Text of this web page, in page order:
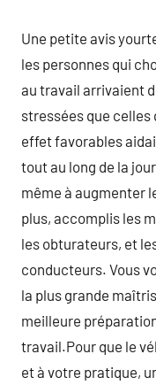
Une petite avis
les personnes qui
au travail arrivaient
stressées que
effet favorables
tout au long de la
même à augmenter
plus, accomplis les
les obturateurs, et
conducteurs. Vous
la plus grande
meilleure
travail.Pour que le
et à votre pratique,